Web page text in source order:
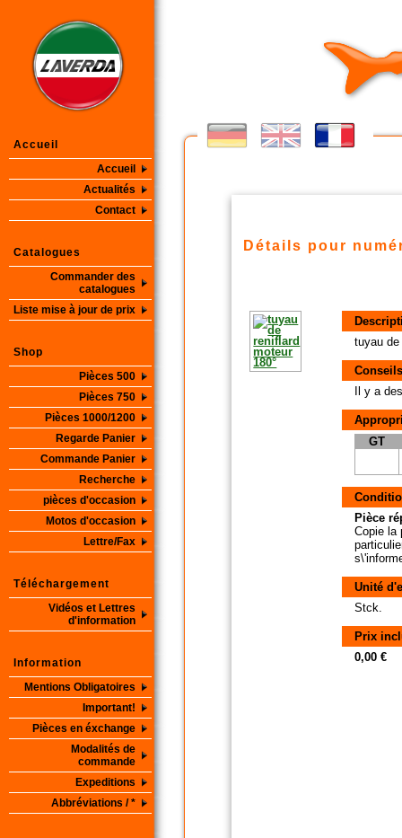
Accueil
Accueil
Actualités
Contact
Catalogues
Commander des
catalogues
Liste mise à jour de prix
Shop
Pièces 500
Pièces 750
Pièces 1000/1200
Regarde Panier
Commande Panier
Recherche
pièces d'occasion
Motos d'occasion
Lettre/Fax
Téléchargement
Vidéos et Lettres
d'information
Information
Mentions Obligatoires
Important!
Pièces en éxchange
Modalités de
commande
Expeditions
Abbréviations / *
Détails pour
tuyau de
Il y a
GT
Pièce
Copie la
Unité
Stck.
Prix
0,00 €